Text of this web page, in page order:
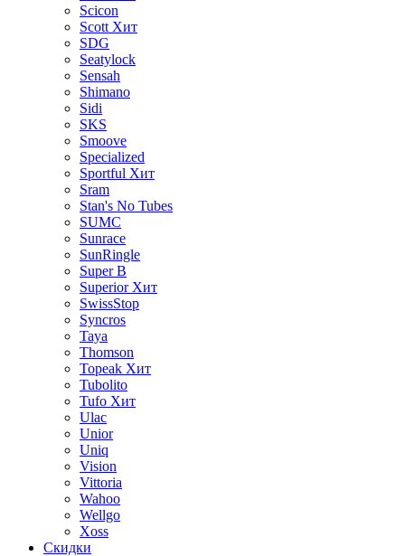
Scicon
Scott Хит
SDG
Seatylock
Sensah
Shimano
Sidi
SKS
Smoove
Specialized
Sportful Хит
Sram
Stan's No Tubes
SUMC
Sunrace
SunRingle
Super B
Superior Хит
SwissStop
Syncros
Taya
Thomson
Topeak Хит
Tubolito
Tufo Хит
Ulac
Unior
Uniq
Vision
Vittoria
Wahoo
Wellgo
Xoss
Скидки